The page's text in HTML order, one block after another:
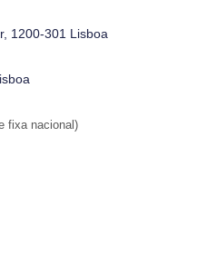
1200-301 Lisboa
fixa nacional)